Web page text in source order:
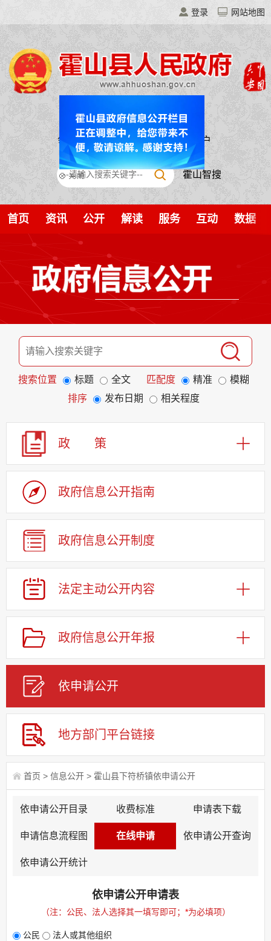
登录 网站地图
领导之窗 走进霍山 移动门户
霍山智搜
首页 资讯 公开 解读 服务 互动 数据
搜索位置 标题 全文 匹配度 精准
模糊
排序
发布日期 相关程度
政 策
政府信息公开指南
政府信息公开制度
法定主动公开内容
政府信息公开年报
依申请公开
地方部门平台链接
首页 > 信息公开 > 霍山县下符桥镇依申请公开
依申请公开目录 收费标准 申请表下载
申请信息流程图 在线申请 依申请公开查询
依申请公开统计
依申请公开申请表
（注：公民、法人选择其一填写即可； *为必填项）
公民 法人或其他组织